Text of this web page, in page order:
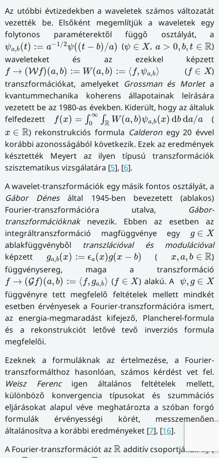
Az utóbbi évtizedekben a waveletek számos változatát
vezették be. Elsőként megemlítjük a waveletek egy
folytonos paraméterektől függő osztályát, a
ψa,b(t) := a−1/2ψ((t − b)/a)
ψa,b(t):= 1/2ψ((t−b)/a) (ψ ∈ X
ψ ∈X ,a > 0, b, t ∈ R
a >0 ,b ,t ∈R
)
waveleteket és az ezekkel képzett
f → (Wf)(a, b) := W(a, b) := ⟨ f, ψa,b⟩
f→(Wf)(a,b) :=W(a b):=⟨ f,ψ a b⟩ ( f ∈ X
f∈X
)
transzformációkat, amelyeket Grossman és Morleta
kvantummechanika koherens állapotainak leírására
vezetett be az 1980-as években. Kiderült, hogy az általuk
felfedezett
f(x) = ∫ ∞
0
∫R W(a, b)ψa,b(x) db da/a
f(x)=∫ 0∞∫RW(a,b)ψa,b(x) dbda/a (
x ∈ R
x ∈R ) rekonstrukciós formula Calderonegy 20 évvel
korábbi azonosságából következik. Ezek az eredmények
késztették Meyert az ilyen típusú transzformációk
szisztematikus vizsgálatára [5], [6].
A wavelet-transzformációk egy másik fontos osztályát, a
Gábor Dénesáltal 1945-ben bevezetett (ablakos)
Fourier-transzformációra utalva, Gábor-
transzformációknaknevezik. Ebben az esetben az
integráltranszformáció magfüggvénye egy
g ∈ X
g ∈ X
ablakfüggvényből transzlációval és modulációval
képzett
ga,b(x) := ϵa(x)g(x − b)
ga,b(x ):=ϵa(x)g(x−b) ( x, a, b ∈ R
x, a, b∈R )
függvénysereg, maga a transzformáció
f → (Gf)(a, b) := ⟨ f, ga,b⟩
f→(Gf)(a,b):=⟨ f a,b⟩ ( f ∈ X
f∈X ) alakú. A ψ, g ∈ X
ψ g ∈X
függvényre tett megfelelő feltételek mellett mindkét
esetben érvényesek a Fourier-transzformációra ismert,
az energia-megmaradást kifejező, Plancherel-formula
és a rekonstrukciót letővé tevő inverziós formula
megfelelői.
Ezeknek a formuláknak az értelmezése, a Fourier-
transzformálthoz hasonlóan, számos kérdést vet fel.
Weisz Ferencigen általános feltételek mellett,
különböző konvergencia típusokat és szummációs
eljárásokat alapul véve meghatározta a szóban forgó
formulák érvényességi körét, messzemenően
általánosítva a korábbi eredményeket [7], [16].
A Fourier-transzformációt azR
R additív csoportjánakϵx(